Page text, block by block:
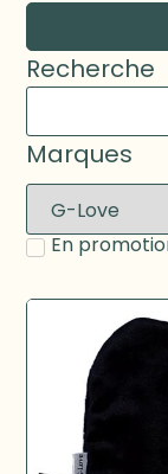
Recherche
Marques
En